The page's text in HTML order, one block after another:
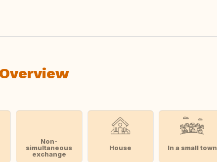
Non-
simultaneous
exchange
House In a small town